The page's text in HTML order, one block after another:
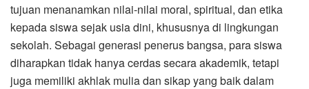
tujuan menanamkan nilai-nilai moral, spiritual, dan etika
kepada siswa sejak usia dini, khususnya di lingkungan
sekolah. Sebagai generasi penerus bangsa, para siswa
diharapkan tidak hanya cerdas secara akademik, tetapi
juga memiliki akhlak mulia dan sikap yang baik dalam